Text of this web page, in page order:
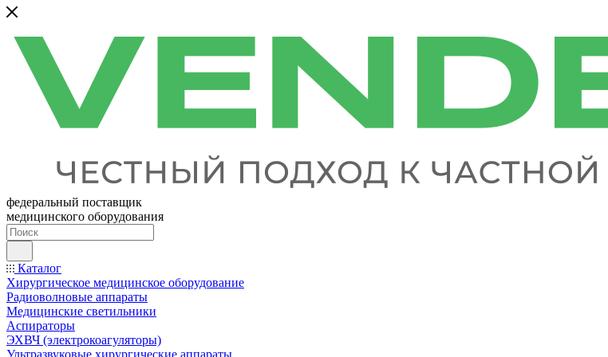
федеральный поставщик
медицинского оборудования
Каталог
Хирургическое медицинское оборудование
Радиоволновые аппараты
Медицинские светильники
Аспираторы
ЭХВЧ (электрокоагуляторы)
Ультразвуковые хирургические аппараты